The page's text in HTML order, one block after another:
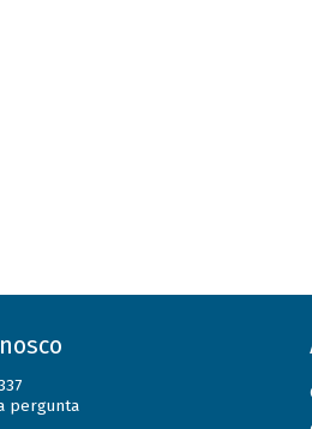
pergunta